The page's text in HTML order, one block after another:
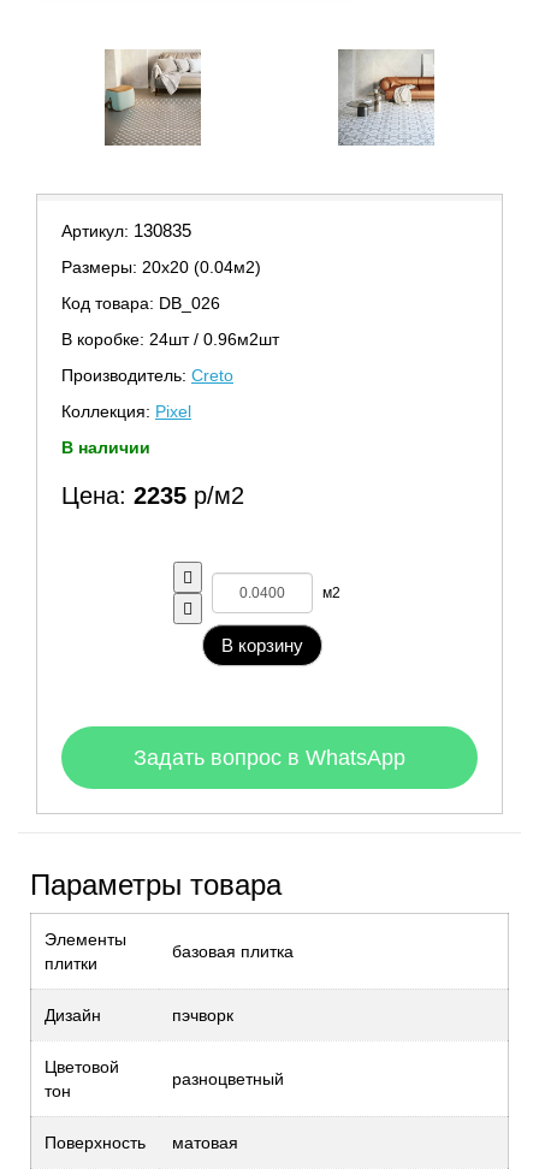
Артикул: 130835
Размеры: 20х20 (0.04м2)
Код товара: DB_026
В коробке: 24шт / 0.96м2шт
Производитель: Creto
Коллекция: Pixel
В наличии
Цена: 2235 р/м2
м2
В корзину
Задать вопрос в WhatsApp
Параметры товара
Элементы
плитки
базовая плитка
Дизайн пэчворк
Цветовой
тон
разноцветный
Поверхность матовая